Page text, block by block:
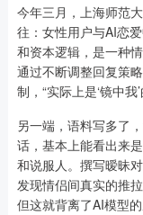
今年三月，上海师范
往：女性用户与AI恋
和资本逻辑，是一种
通过不断调整回复策
制，“实际上是‘镜中我
另一端，语料写多了
话，基本上能看出来
和说服人。撰写暧昧
发现情侣间真实的推
但这就背离了AI模型的